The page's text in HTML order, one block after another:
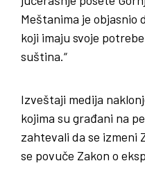
Meštanima je objasnio
koji imaju svoje
suština.“
Izveštaji medija
kojima su građani na
zahtevali da se izmeni
se povuče Zakon o